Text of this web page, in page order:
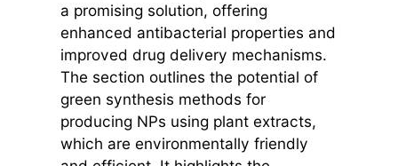
a promising solution, offering
enhanced antibacterial properties and
improved drug delivery mechanisms.
The section outlines the potential of
green synthesis methods for
producing NPs using plant extracts,
which are environmentally friendly